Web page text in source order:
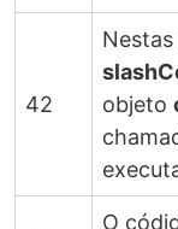
42
objeto
O